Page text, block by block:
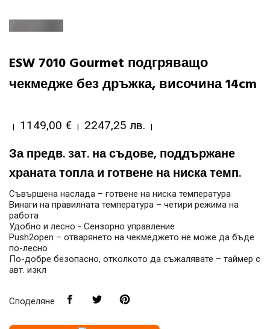
ESW 7010 Gourmet подгряващо
чекмедже без дръжка, височина 14cm
| 1149,00 € | 2247,25 лв. |
За предв. зат. на съдове, поддържане
храната топла и готвене на ниска темп.
Съвършена наслада – готвене на ниска температура
Винаги на правилната температура – четири режима на
работа
Удобно и лесно - Сензорно управление
Push2open – отварянето на чекмеджето не може да бъде
по-лесно
По-добре безопасно, отколкото да съжалявате – таймер с
авт. изкл
Споделяне